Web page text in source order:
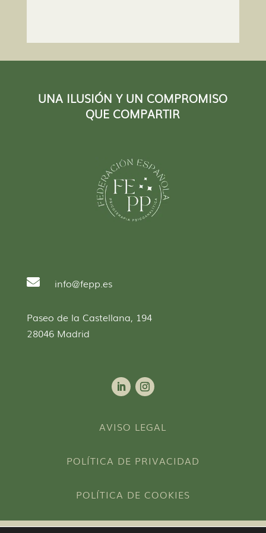
UNA ILUSIÓN Y UN COMPROMISO
QUE COMPARTIR
 info@fepp.es
Paseo de la Castellana, 194
28046 Madrid
AVISO LEGAL
POLÍTICA DE PRIVACIDAD
POLÍTICA DE COOKIES